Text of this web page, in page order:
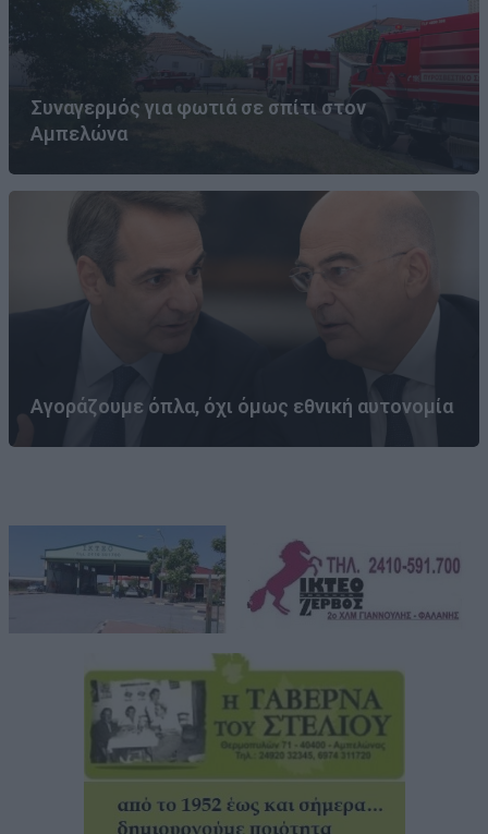
Συναγερμός για φωτιά σε σπίτι στον
Αμπελώνα
Αγοράζουμε όπλα, όχι όμως εθνική αυτονομία